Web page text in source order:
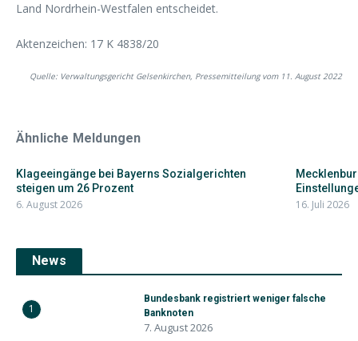
Land Nordrhein-Westfalen entscheidet.
Aktenzeichen: 17 K 4838/20
Quelle: Verwaltungsgericht Gelsenkirchen, Pressemitteilung vom 11. August 2022
Ähnliche Meldungen
Klageeingänge bei Bayerns Sozialgerichten
steigen um 26 Prozent
6. August 2026 16. Juli 2026
News
1
Bundesbank registriert weniger falsche
Banknoten
7. August 2026